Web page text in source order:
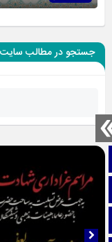
صفحه نخست
تماس با ما
جستجو در مطالب سایت